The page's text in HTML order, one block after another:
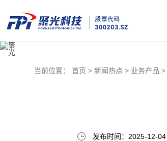
当前位置： 首页 > 新闻热点 > 业务产品 >
发布时间：2025-12-04